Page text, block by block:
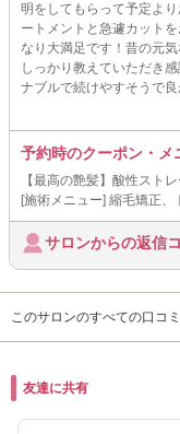
明をしてもらって予定よ
ートメントと急遽カット
なり大満足です！昔の元
しっかり教えていただき
ナブルで続けやすそうで
予約時のクーポン・メ
【最高の艶髪】酸性スト
[施術メニュー] 縮毛矯正、
サロンからの返信
このサロンのすべての口コ
友達に共有